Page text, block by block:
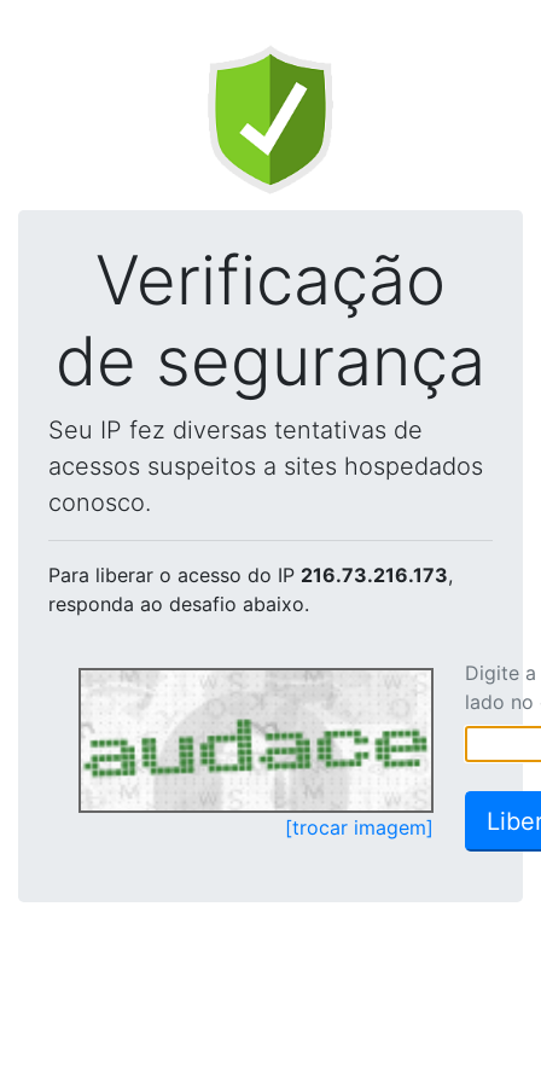
Verificação
de segurança
Seu IP fez diversas tentativas de
acessos suspeitos a sites hospedados
conosco.
Para liberar o acesso do IP 216.73.216.173,
responda ao desafio abaixo.
[trocar imagem]
Digite
lado no